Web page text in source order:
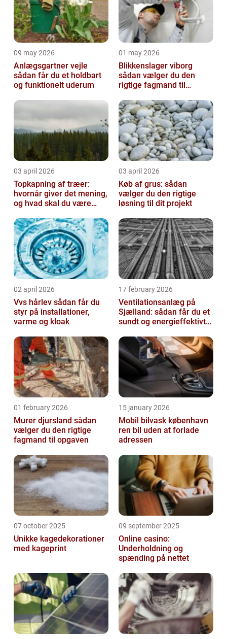
09 may 2026
Anlægsgartner vejle
sådan får du et holdbart
og funktionelt uderum
01 may 2026
Blikkenslager viborg
sådan vælger du den
rigtige fagmand til
03 april 2026
Topkapning af træer:
hvornår giver det mening,
og hvad skal du være
03 april 2026
Køb af grus: sådan
vælger du den rigtige
løsning til dit projekt
02 april 2026
Vvs hårlev sådan får du
styr på installationer,
varme og kloak
17 february 2026
Ventilationsanlæg på
Sjælland: sådan får du et
sundt og energieffektivt
01 february 2026
Murer djursland sådan
vælger du den rigtige
fagmand til opgaven
15 january 2026
Mobil bilvask københavn
ren bil uden at forlade
adressen
07 october 2025
Unikke kagedekorationer
med kageprint
09 september 2025
Online casino:
Underholdning og
spænding på nettet